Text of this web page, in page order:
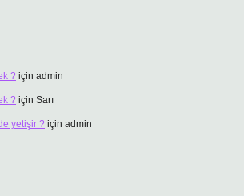
? için admin
? için Sarı
yetişir ? için admin